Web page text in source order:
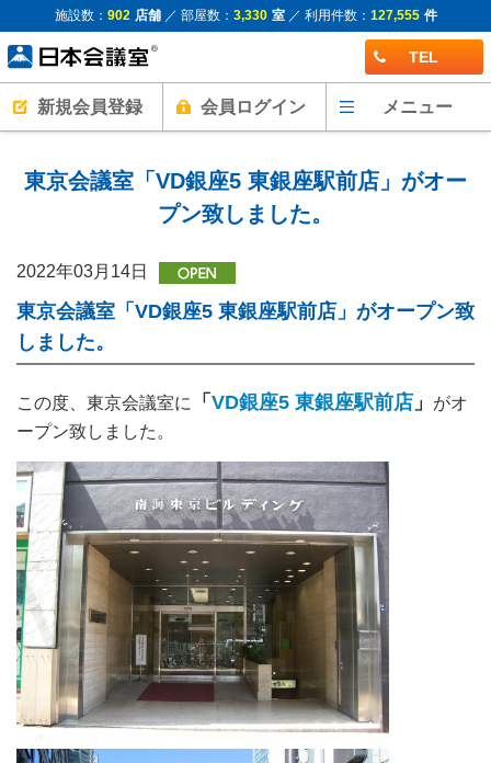
施設数： 902 店舗／ 部屋数： 3,330 室／ 利用件数： 127,555 件
TEL
新規会員登録 会員ログイン メニュー
東京会議室「VD銀座5 東銀座駅前店」がオー
プン致しました。
2022年03月14日
東京会議室「VD銀座5 東銀座駅前店」がオープン致
しました。
この度、東京会議室に 「 VD銀座5 東銀座駅前店 」
がオ
ープン致しました。